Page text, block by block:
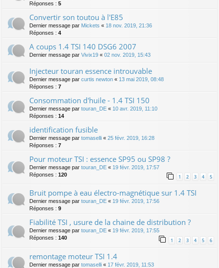
Réponses : 5
Convertir son toutou à l'E85
Dernier message par Mickets « 18 nov. 2019, 21:36
Réponses : 4
A coups 1.4 TSI 140 DSG6 2007
Dernier message par Vivix19 « 02 nov. 2019, 15:43
Injecteur touran essence introuvable
Dernier message par curtis newton « 13 mai 2019, 08:48
Réponses : 7
Consommation d'huile - 1.4 TSI 150
Dernier message par touran_DE « 10 avr. 2019, 11:10
Réponses : 14
identification fusible
Dernier message par tomaselli « 25 févr. 2019, 16:28
Réponses : 7
Pour moteur TSI : essence SP95 ou SP98 ?
Dernier message par touran_DE « 19 févr. 2019, 17:57
Réponses : 120 1 2 3 4 5
Bruit pompe à eau électro-magnétique sur 1.4 TSI
Dernier message par touran_DE « 19 févr. 2019, 17:56
Réponses : 9
Fiabilité TSI , usure de la chaine de distribution ?
Dernier message par touran_DE « 19 févr. 2019, 17:55
Réponses : 140 1 2 3 4 5 6
remontage moteur TSI 1.4
Dernier message par tomaselli « 17 févr. 2019, 11:53